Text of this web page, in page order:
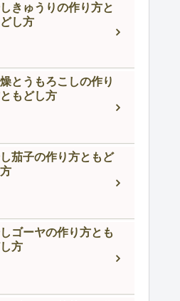
きゅうりの作り方と
し方
とうもろこしの作り
もどし方
茄子の作り方ともど
ゴーヤの作り方とも
方